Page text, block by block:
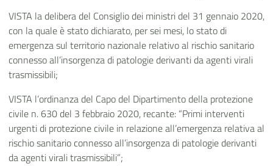
VISTA la delibera del Consiglio dei ministri del 31 gennaio 2020,
con la quale è stato dichiarato, per sei mesi, lo stato di
emergenza sul territorio nazionale relativo al rischio sanitario
connesso all’insorgenza di patologie derivanti da agenti virali
trasmissibili;
VISTA l’ordinanza del Capo del Dipartimento della protezione
civile n. 630 del 3 febbraio 2020, recante: “Primi interventi
urgenti di protezione civile in relazione all’emergenza relativa al
rischio sanitario connesso all’insorgenza di patologie derivanti
da agenti virali trasmissibili”;